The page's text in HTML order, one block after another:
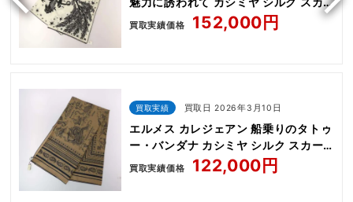
ーフ
買取実績価格 152,000円
買取実績 買取日 2026年3月10日
エルメス カレジェアン 船乗りのタトゥ
ー・バンダナ カシミヤ シルク スカー
フ
買取実績価格 122,000円